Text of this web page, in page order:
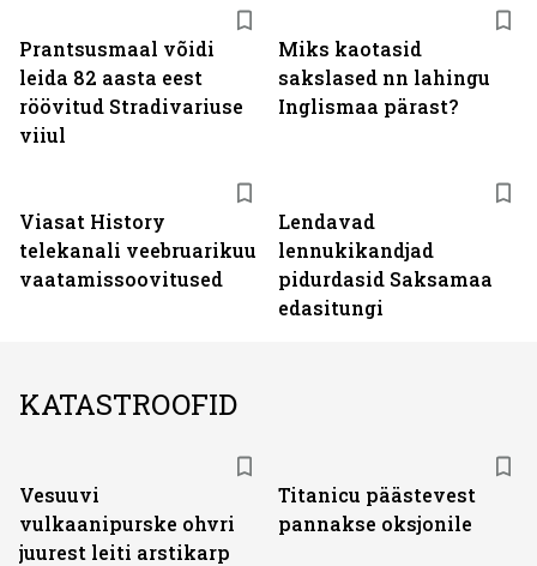
Prantsusmaal võidi
leida 82 aasta eest
röövitud Stradivariuse
viiul
Miks kaotasid
sakslased nn lahingu
Inglismaa pärast?
Viasat History
telekanali veebruarikuu
vaatamissoovitused
Lendavad
lennukikandjad
pidurdasid Saksamaa
edasitungi
KATASTROOFID
Vesuuvi
vulkaanipurske ohvri
juurest leiti arstikarp
Titanicu päästevest
pannakse oksjonile